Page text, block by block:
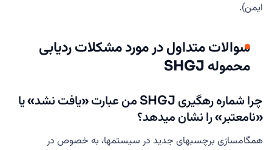
ایمن).
سوالات متداول در مورد مشکلات ردیابی
محموله SHGJ
چرا شماره رهگیری SHGJ من عبارت «یافت نشد» یا
«نامعتبر» را نشان میدهد؟
همگامسازی برچسبهای جدید در سیستمها، به خصوص در